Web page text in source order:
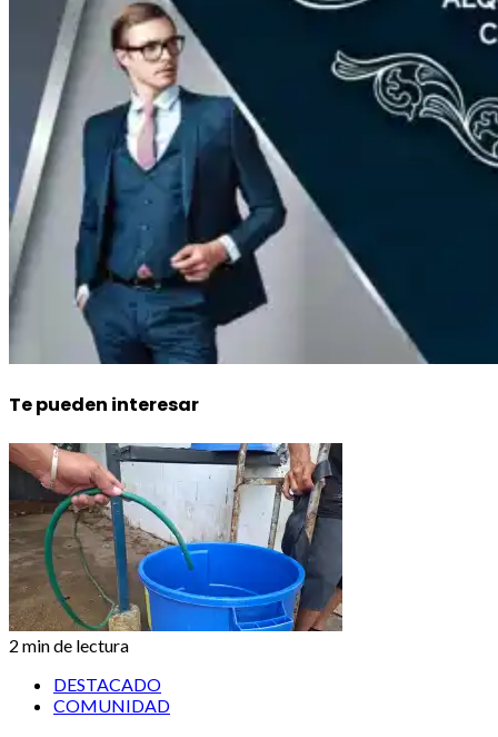
Te pueden interesar
2 min de lectura
DESTACADO
COMUNIDAD